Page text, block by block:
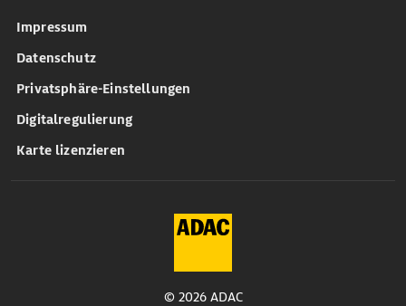
Impressum
Datenschutz
Privatsphäre-Einstellungen
Digitalregulierung
Karte lizenzieren
© 2026 ADAC